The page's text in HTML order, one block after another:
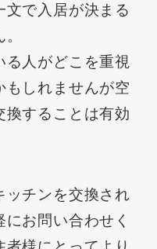
文で入居が決まる
る人がどこを重視
もしれませんが空
換することは有効
ッチンを交換され
お問い合わせく